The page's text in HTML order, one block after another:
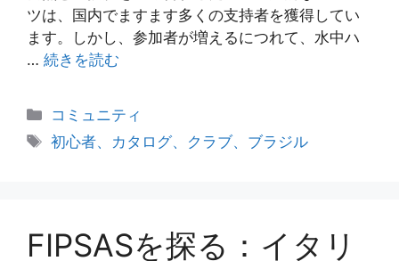
ツは、国内でますます多くの支持者を獲得してい
ます。しかし、参加者が増えるにつれて、水中ハ
… 続きを読む
カ
テ
コミュニティ
タ
初心者、カタログ、クラブ、ブラジル
FIPSASを探る：イタリ